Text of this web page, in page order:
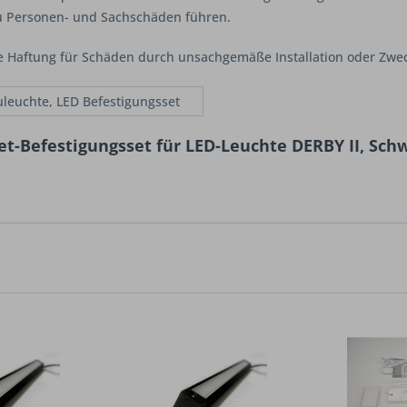
und Sachschäden führen.
für Schäden durch unsachgemäße Installation oder
LED Befestigungsset
für LED-Leuchte DERBY II,